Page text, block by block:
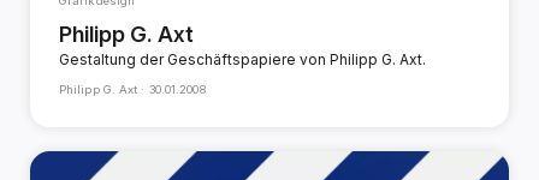
Philipp G. Axt
Gestaltung der Geschäftspapiere von Philipp G. Axt.
Philipp G. Axt · 30.01.2008